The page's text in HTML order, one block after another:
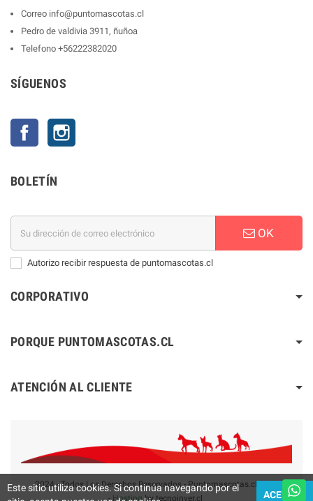
Correo info@puntomascotas.cl
Pedro de valdivia 3911, ñuñoa
Telefono +56222382020
SÍGUENOS
Facebook
BOLETÍN
OK
Autorizo recibir respuesta de puntomascotas.cl
CORPORATIVO
PORQUE PUNTOMASCOTAS.CL
ATENCIÓN AL CLIENTE
2024 - Todos Los Derechos Reservados - Puntomascotas.cl V2.0
-Hosting by tecnoinver.cl
Este sitio utiliza cookies. Si continúa navegando por el
ACEPTAR